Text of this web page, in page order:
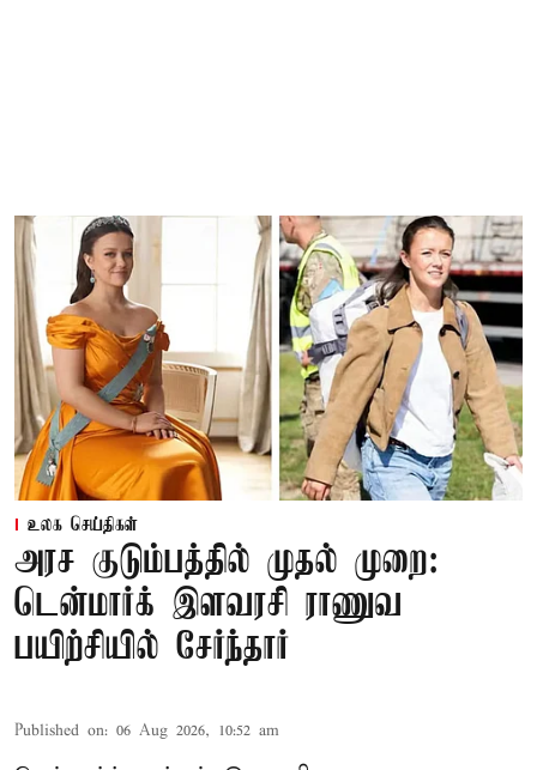
உலக செய்திகள்
அரச குடும்பத்தில் முதல் முறை:
டென்மார்க் இளவரசி ராணுவ
பயிற்சியில் சேர்ந்தார்
Published on: 06 Aug 2026, 10:52 am